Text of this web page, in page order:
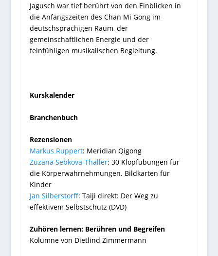
Jagusch war tief berührt von den Einblicken in
die Anfangszeiten des Chan Mi Gong im
deutschsprachigen Raum, der
gemeinschaftlichen Energie und der
feinfühligen musikalischen Begleitung.
Kurskalender
Branchenbuch
Rezensionen
Markus Ruppert: Meridian Qigong
Zuzana Sebkova-Thaller: 30 Klopfübungen für
die Körperwahrnehmungen. Bildkarten für
Kinder
Jan Silberstorff: Taiji direkt: Der Weg zu
effektivem Selbstschutz (DVD)
Zuhören lernen: Berühren und Begreifen
Kolumne von Dietlind Zimmermann